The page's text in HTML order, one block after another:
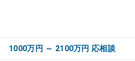
1000万円 ～ 2100万円 応相談